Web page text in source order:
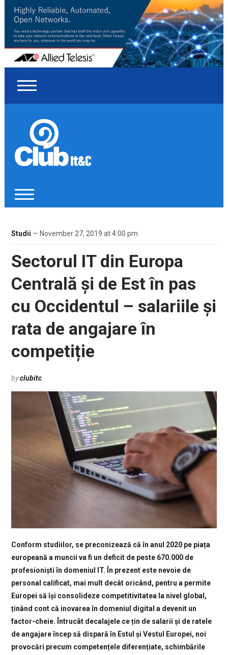
Studii — November 27, 2019 at 4:00 pm
Sectorul IT din Europa
Centrală și de Est în pas
cu Occidentul – salariile și
rata de angajare în
competiție
byclubitc
Conform studiilor, se preconizează că în anul 2020 pe piața
europeană a muncii va fi un deficit de peste 670.000 de
profesioniști în domeniul IT. În prezent este nevoie de
personal calificat, mai mult decât oricând, pentru a permite
Europei să își consolideze competitivitatea la nivel global,
ținând cont că inovarea în domeniul digital a devenit un
factor-cheie. Întrucât decalajele ce țin de salarii și de ratele
de angajare încep să dispară în Estul și Vestul Europei, noi
provocări precum competențele diferențiate, schimbările